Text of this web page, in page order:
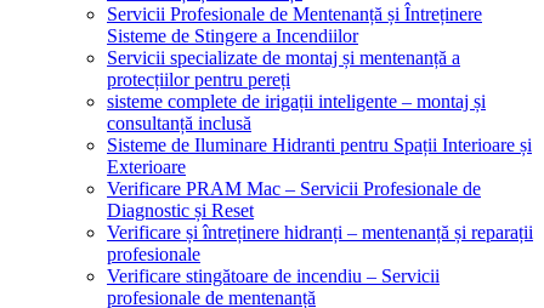
Servicii Profesionale de Mentenanță și Întreținere
Sisteme de Stingere a Incendiilor
Servicii specializate de montaj și mentenanță a
protecțiilor pentru pereți
sisteme complete de irigații inteligente – montaj și
consultanță inclusă
Sisteme de Iluminare Hidranti pentru Spații Interioare și
Exterioare
Verificare PRAM Mac – Servicii Profesionale de
Diagnostic și Reset
Verificare și întreținere hidranți – mentenanță și reparații
profesionale
Verificare stingătoare de incendiu – Servicii
profesionale de mentenanță